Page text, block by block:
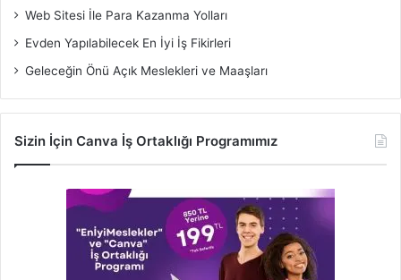
Web Sitesi İle Para Kazanma Yolları
Evden Yapılabilecek En İyi İş Fikirleri
Geleceğin Önü Açık Meslekleri ve Maaşları
Sizin İçin Canva İş Ortaklığı Programımız